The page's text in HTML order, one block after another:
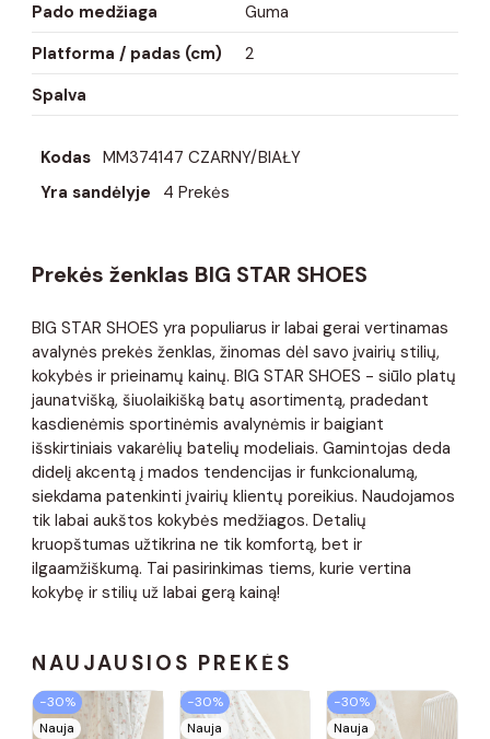
Pado medžiaga
Guma
Platforma / padas (cm)
2
Spalva
Kodas MM374147 CZARNY/BIAŁY
Yra sandėlyje
4 Prekės
Prekės ženklas BIG STAR SHOES
BIG STAR SHOES yra populiarus ir labai gerai vertinamas
avalynės prekės ženklas, žinomas dėl savo įvairių stilių,
kokybės ir prieinamų kainų. BIG STAR SHOES - siūlo platų
jaunatvišką, šiuolaikišką batų asortimentą, pradedant
kasdienėmis sportinėmis avalynėmis ir baigiant
išskirtiniais vakarėlių batelių modeliais. Gamintojas deda
didelį akcentą į mados tendencijas ir funkcionalumą,
siekdama patenkinti įvairių klientų poreikius. Naudojamos
tik labai aukštos kokybės medžiagos. Detalių
kruopštumas užtikrina ne tik komfortą, bet ir
ilgaamžiškumą. Tai pasirinkimas tiems, kurie vertina
kokybę ir stilių už labai gerą kainą!
NAUJAUSIOS PREKĖS
−30%
Nauja
−30%
Nauja
−30%
Nauja